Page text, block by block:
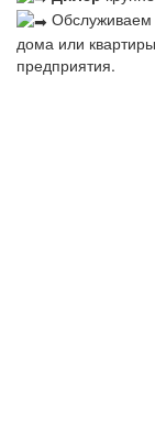
Обслуживаем
дома или
предприятия.